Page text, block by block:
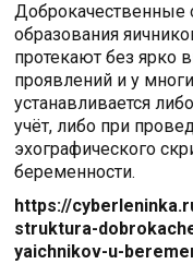
Доброкачественные
образования
протекают без ярко
проявлений и у
устанавливается
учёт, либо при
эхографического
беременности.
https://
struktura-
yaichnikov-u-